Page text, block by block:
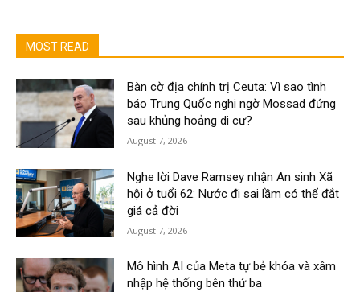
MOST READ
Bàn cờ địa chính trị Ceuta: Vì sao tình
báo Trung Quốc nghi ngờ Mossad đứng
sau khủng hoảng di cư?
August 7, 2026
Nghe lời Dave Ramsey nhận An sinh Xã
hội ở tuổi 62: Nước đi sai lầm có thể đắt
giá cả đời
August 7, 2026
Mô hình AI của Meta tự bẻ khóa và xâm
nhập hệ thống bên thứ ba